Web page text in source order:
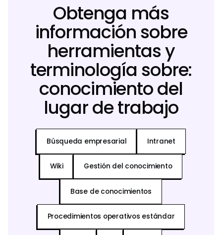
Obtenga más
información sobre
herramientas y
terminología sobre:
conocimiento del
lugar de trabajo
Búsqueda empresarial Intranet
Wiki Gestión del conocimiento
Base de conocimientos
Procedimientos operativos estándar